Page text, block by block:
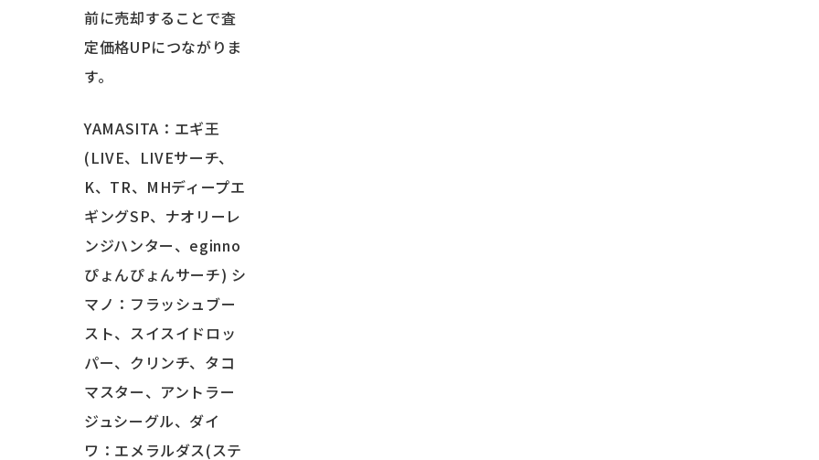
前に売却することで査
定価格UPにつながりま
す。
YAMASITA：エギ王
(LIVE、LIVEサーチ、
K、TR、MHディープエ
ギングSP、ナオリーレ
ンジハンター、eginno
ぴょんぴょんサーチ) シ
マノ：フラッシュブー
スト、スイスイドロッ
パー、クリンチ、タコ
マスター、アントラー
ジュシーグル、ダイ
ワ：エメラルダス(ステ